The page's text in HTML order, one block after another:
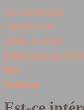
Frais kilométriques
Législation auto
Voitures de société
Conseils pour les
Blog
lawreto-v4